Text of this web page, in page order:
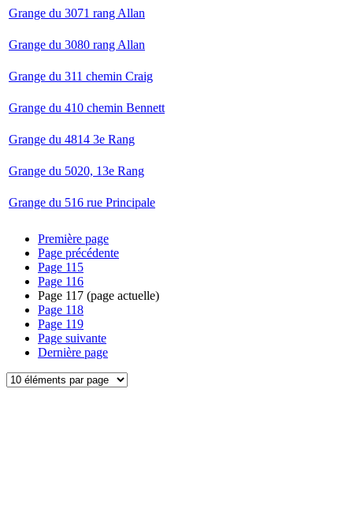
Grange du 3071 rang Allan
Grange du 3080 rang Allan
Grange du 311 chemin Craig
Grange du 410 chemin Bennett
Grange du 4814 3e Rang
Grange du 5020, 13e Rang
Grange du 516 rue Principale
Première page
Page précédente
Page 115
Page 116
Page 117 (page actuelle)
Page 118
Page 119
Page suivante
Dernière page